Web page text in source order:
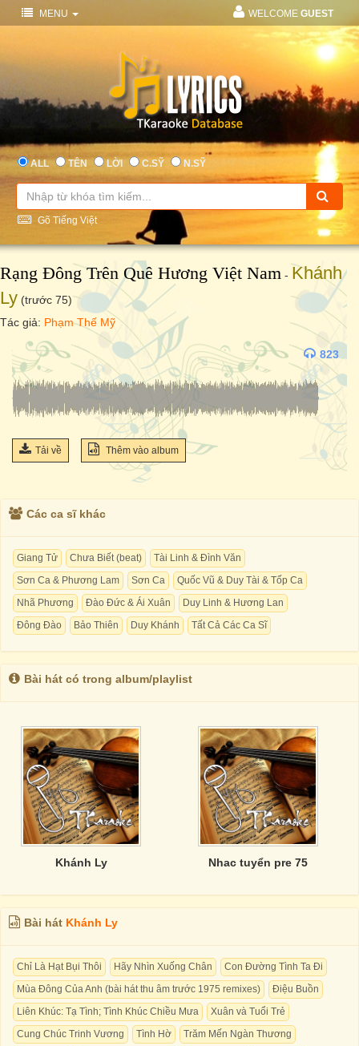
MENU WELCOME GUEST
ALL TÊN LỜI C.SỸ N.SỸ
Gõ Tiếng Việt
Rạng Đông Trên Quê Hương Việt Nam - Khánh
Ly (trước 75)
Tác giả: Phạm Thế Mỹ
823
Tải về Thêm vào album
Các ca sĩ khác
Giang Tử Chưa Biết (beat)
Tài Linh & Đình Văn
Sơn Ca & Phương Lam
Sơn Ca
Quốc Vũ & Duy Tài & Tốp Ca
Nhã Phương
Đào Đức & Ái Xuân
Duy Linh & Hương Lan
Đông Đào
Bảo Thiên Duy Khánh Tất Cả Các Ca Sĩ
Bài hát có trong album/playlist
Khánh Ly Nhac tuyển pre 75
Bài hát Khánh Ly
Chỉ Là Hạt Bụi Thôi Hãy Nhìn Xuống Chân
Con Đường Tình Ta Đi
Mùa Đông Của Anh (bài hát thu âm trước 1975 remixes)
Điệu Buồn
Liên Khúc: Tạ Tình; Tình Khúc Chiều Mưa
Xuân và Tuổi Trẻ
Cung Chúc Trinh Vương
Tình Hờ
Trăm Mến Ngàn Thương